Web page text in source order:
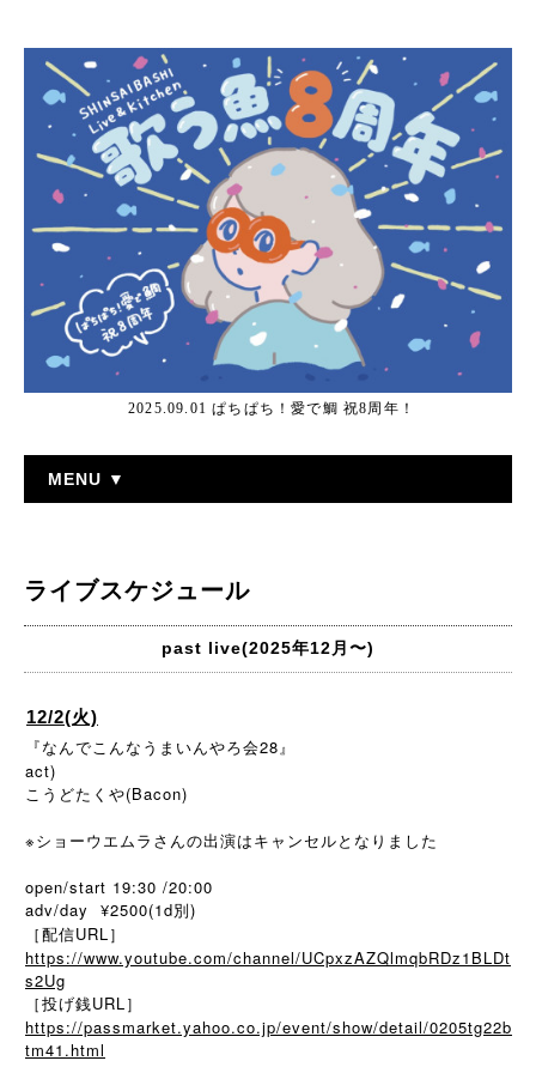
2025.09.01 ぱちぱち！愛で鯛 祝8周年！
MENU ▼
ライブスケジュール
past live(2025年12月〜)
12/2(火)
『なんでこんなうまいんやろ会28』
act)
こうどたくや(Bacon)
※ショーウエムラさんの出演はキャンセルとなりました
open/start 19:30 /20:00
adv/day ¥2500(1d別)
［配信URL］
https://www.youtube.com/channel/UCpxzAZQlmqbRDz1BLDt
s2Ug
［投げ銭URL］
https://passmarket.yahoo.co.jp/event/show/detail/0205tg22b
tm41.html